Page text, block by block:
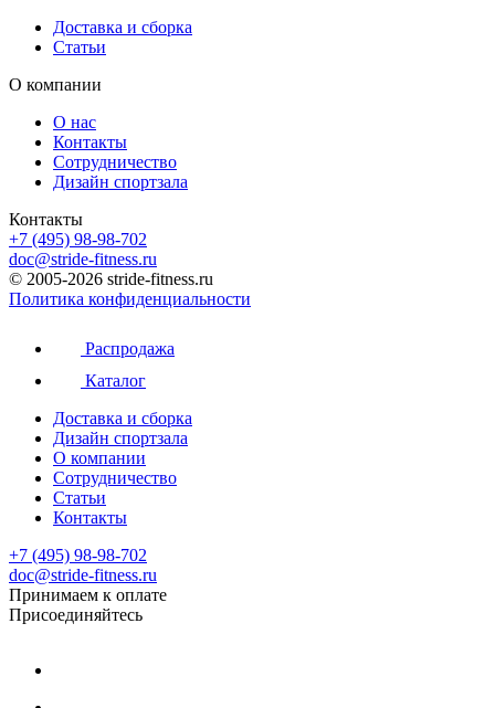
Доставка и сборка
Статьи
О компании
О нас
Контакты
Сотрудничество
Дизайн спортзала
Контакты
+7 (495) 98-98-702
doc@stride-fitness.ru
© 2005-2026 stride-fitness.ru
Политика конфиденциальности
Распродажа
Каталог
Доставка и сборка
Дизайн спортзала
О компании
Сотрудничество
Статьи
Контакты
+7 (495) 98-98-702
doc@stride-fitness.ru
Принимаем к оплате
Присоединяйтесь